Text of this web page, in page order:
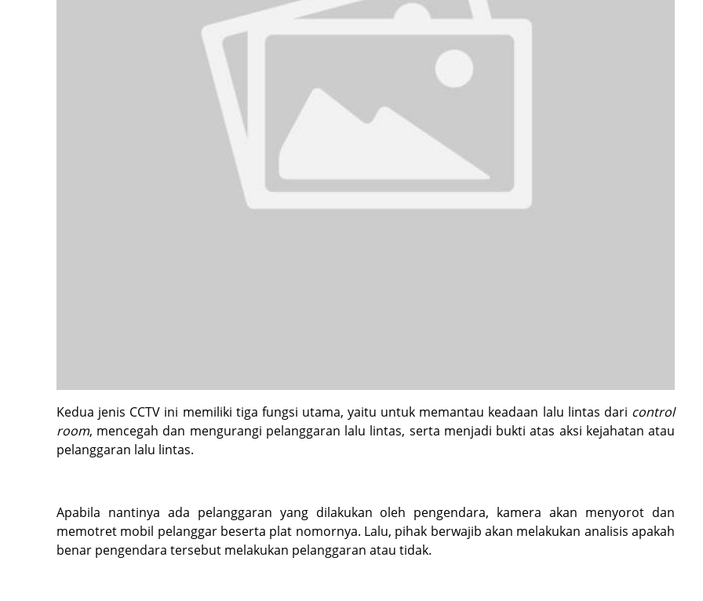
Kedua jenis CCTV ini memiliki tiga fungsi utama, yaitu untuk memantau keadaan lalu lintas dari control
room, mencegah dan mengurangi pelanggaran lalu lintas, serta menjadi bukti atas aksi kejahatan atau
pelanggaran lalu lintas.
Apabila nantinya ada pelanggaran yang dilakukan oleh pengendara, kamera akan menyorot dan
memotret mobil pelanggar beserta plat nomornya. Lalu, pihak berwajib akan melakukan analisis apakah
benar pengendara tersebut melakukan pelanggaran atau tidak.